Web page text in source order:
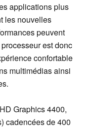
applications plus
les nouvelles
peuvent
est donc
confortable
multimédias ainsi
Graphics 4400,
cadencées de 400